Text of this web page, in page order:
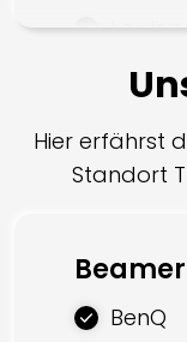
Smarte
Hier erfährst
Standort
BenQ